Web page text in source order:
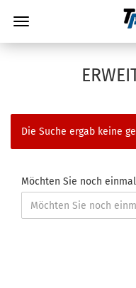
Die Suche ergab keine
Möchten Sie noch